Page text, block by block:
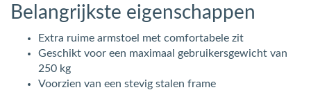
Belangrijkste eigenschappen
Extra ruime armstoel met comfortabele zit
Geschikt voor een maximaal gebruikersgewicht van
250 kg
Voorzien van een stevig stalen frame